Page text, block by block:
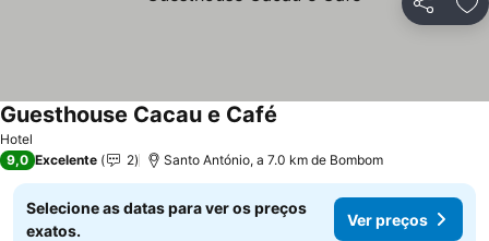
Partilhar
Hotel
Guesthouse Cacau e Café
9,0 Excelente 2 Santo António, a 7.0 km de Bombom
Selecione as datas para ver os preços
exatos.
Ver preços